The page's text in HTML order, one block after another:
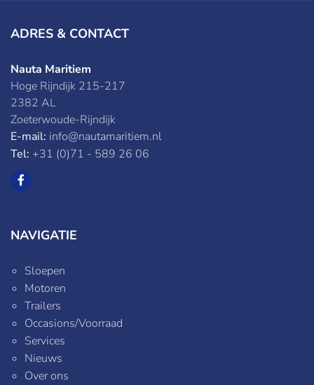
ADRES & CONTACT
Nauta Maritiem
Hoge Rijndijk 215-217
2382 AL
Zoeterwoude-Rijndijk
E-mail: info@nautamaritiem.nl
Tel: +31 (0)71 - 589 26 06
NAVIGATIE
Sloepen
Motoren
Trailers
Occasions/Voorraad
Services
Nieuws
Over ons